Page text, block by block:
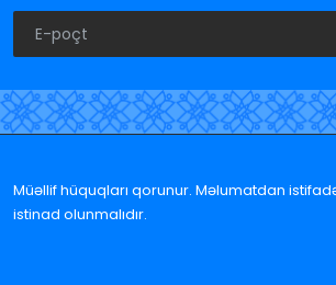
Müəllif hüquqları qorunur. Məlumatdan
istinad olunmalıdır.